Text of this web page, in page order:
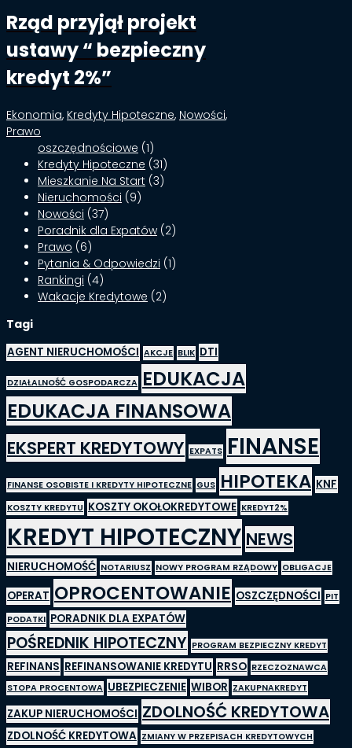
Rząd przyjął projekt
ustawy “ bezpieczny
kredyt 2%”
Ekonomia, Kredyty Hipoteczne, Nowości,
Prawo
oszczędnościowe (1)
Kredyty Hipoteczne (31)
Mieszkanie Na Start (3)
Nieruchomości (9)
Nowości (37)
Poradnik dla Expatów (2)
Prawo (6)
Pytania & Odpowiedzi (1)
Rankingi (4)
Wakacje Kredytowe (2)
Tagi
AGENT NIERUCHOMOŚCI AKCJE BLIK DTI
DZIAŁALNOŚĆ GOSPODARCZA EDUKACJA
EDUKACJA FINANSOWA
EKSPERT KREDYTOWY EXPATS FINANSE
FINANSE OSOBISTE I KREDYTY HIPOTECZNE GUS HIPOTEKA KNF
KOSZTY KREDYTU KOSZTY OKOŁOKREDYTOWE KREDYT2%
KREDYT HIPOTECZNY NEWS
NIERUCHOMOŚĆ NOTARIUSZ NOWY PROGRAM RZĄDOWY OBLIGACJE
OPERAT OPROCENTOWANIE OSZCZĘDNOŚCI PIT
PODATKI PORADNIK DLA EXPATÓW
POŚREDNIK HIPOTECZNY PROGRAM BEZPIECZNY KREDYT
REFINANS REFINANSOWANIE KREDYTU RRSO RZECZOZNAWCA
STOPA PROCENTOWA UBEZPIECZENIE WIBOR ZAKUPNAKREDYT
ZAKUP NIERUCHOMOŚCI ZDOLNOŚĆ KREDYTOWA
ZDOLNOŚĆ KREDYTOWA ZMIANY W PRZEPISACH KREDYTOWYCH